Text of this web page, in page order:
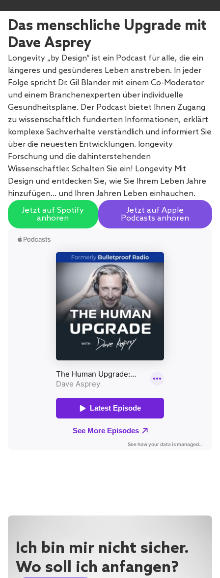
Das menschliche Upgrade mit
Dave Asprey
Longevity „by Design“ ist ein Podcast für alle, die ein
längeres und gesünderes Leben anstreben. In jeder
Folge spricht Dr. Gil Blander mit einem Co-Moderator
und einem Branchenexperten über individuelle
Gesundheitspläne. Der Podcast bietet Ihnen Zugang
zu wissenschaftlich fundierten Informationen, erklärt
komplexe Sachverhalte verständlich und informiert Sie
über die neuesten Entwicklungen. longevity
Forschung und die dahinterstehenden
Wissenschaftler. Schalten Sie ein! Longevity Mit
Design und entdecken Sie, wie Sie Ihrem Leben Jahre
hinzufügen… und Ihren Jahren Leben einhauchen.
Jetzt auf Spotify
anhören
Jetzt auf Apple
Podcasts anhören
Ich bin mir nicht sicher.
Wo soll ich anfangen?